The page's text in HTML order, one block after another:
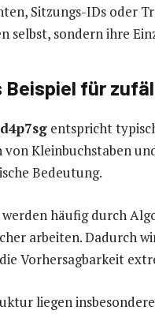
Sitzungs-IDs oder
selbst, sondern ihre
Beispiel für
entspricht
von Kleinbuchstaben
Bedeutung.
häufig durch
arbeiten. Dadurch
Vorhersagbarkeit
liegen